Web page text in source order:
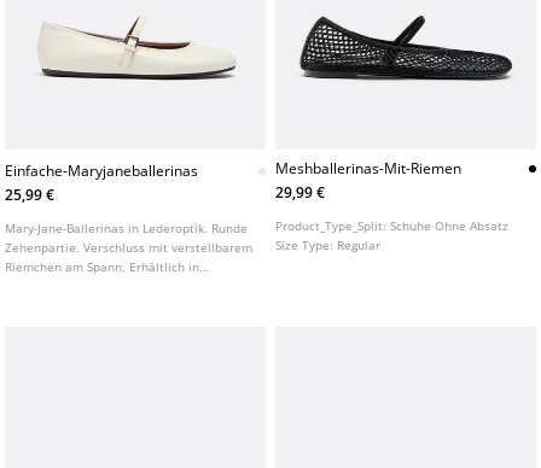
Einfache-Maryjaneballerinas
25,99 €
Mary-Jane-Ballerinas in Lederoptik. Runde
Zehenpartie. Verschluss mit verstellbarem
Riemchen am Spann. Erhältlich in
Meshballerinas-Mit-Riemen
29,99 €
Product_Type_Split:Schuhe Ohne Absatz
Size Type: Regular